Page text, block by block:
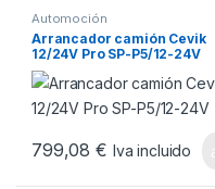
Automoción
Arrancador camión Cevik
12/24V Pro SP-P5/12-24V
799,08€ Iva incluido